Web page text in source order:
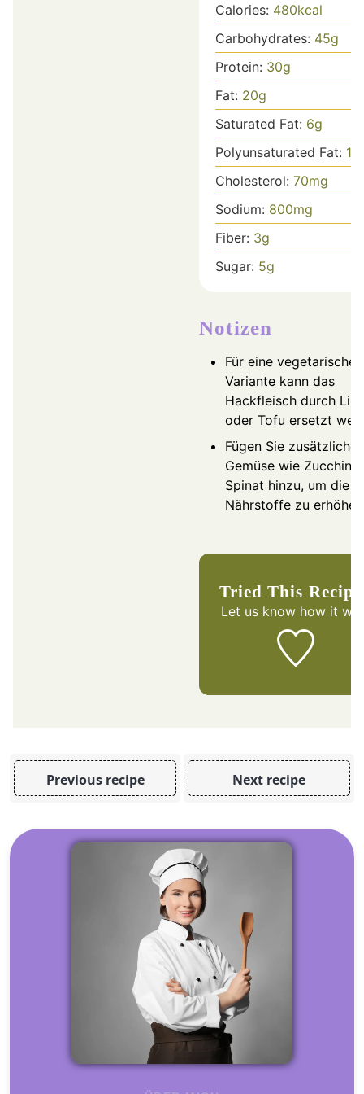
Calories: 480kcal
Carbohydrates: 45g
Protein: 30g
Fat: 20g
Saturated Fat: 6g
Polyunsaturated Fat: 14
Cholesterol: 70mg
Sodium: 800mg
Fiber: 3g
Sugar: 5g
Notizen
Für eine vegetarische
Variante kann das
Hackfleisch durch
oder Tofu ersetzt
Fügen Sie zusätzliches
Gemüse wie Zucchini
Spinat hinzu, um die
Nährstoffe zu
Tried This
Let us know how it
Previous recipe Next recipe